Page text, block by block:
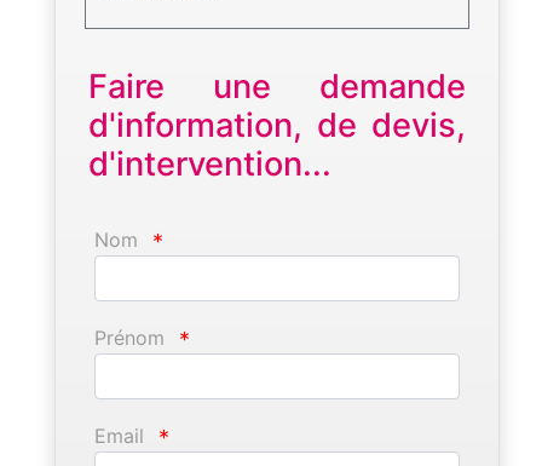
Faire une demande
d'information, de devis,
d'intervention...
Nom *
Prénom *
Email *